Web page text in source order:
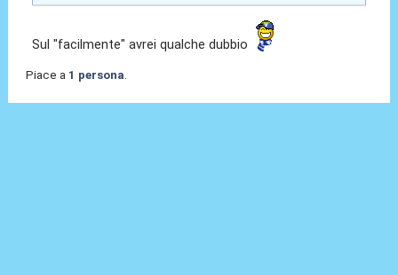
Sul "facilmente" avrei qualche dubbio
Piace a 1 persona